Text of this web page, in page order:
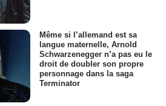
Même si l’allemand est sa
langue maternelle, Arnold
Schwarzenegger n’a pas eu le
droit de doubler son propre
personnage dans la saga
Terminator